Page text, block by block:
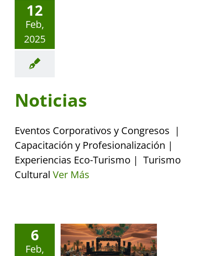
12
Feb,
2025
Noticias
Eventos Corporativos y Congresos |
Capacitación y Profesionalización |
Experiencias Eco-Turismo | Turismo
Cultural Ver Más
6
Feb,